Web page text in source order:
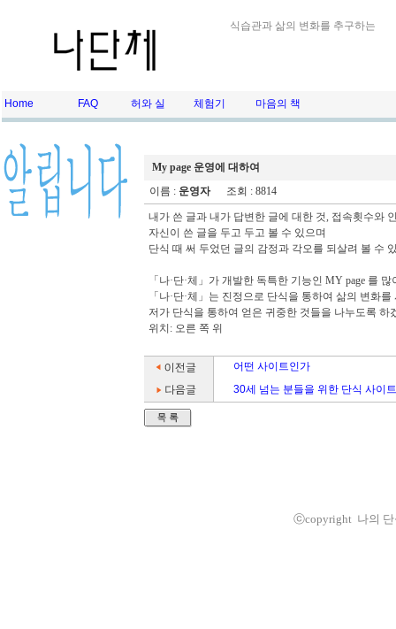
식습관과 삶의 변화를 추구하는
Home FAQ 허와 실 체험기 마음의 책
My page 운영에 대하여
이름 : 운영자조회 : 8814
내가 쓴 글과 내가 답변한 글에 대한 것, 접속횟수와
자신이 쓴 글을 두고 두고 볼 수 있으며
단식 때 써 두었던 글의 감정과 각오를 되살려 볼 수
「나·단·체」가 개발한 독특한 기능인 MY page 를
「나·단·체」는 진정으로 단식을 통하여 삶의 변화
저가 단식을 통하여 얻은 귀중한 것들을 나누도록 하
위치: 오른 쪽 위
어떤 사이트인가
30세 넘는 분들을 위한 단식 사이트
ⓒcopyright 나의 단